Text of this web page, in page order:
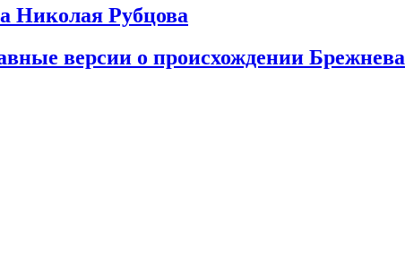
Николая Рубцова
версии о происхождении Брежнева